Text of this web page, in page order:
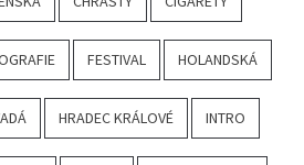
FESTIVAL HOLANDSKÁ
HRADEC KRÁLOVÉ INTRO